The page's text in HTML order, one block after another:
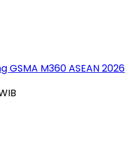
GSMA M360 ASEAN 2026